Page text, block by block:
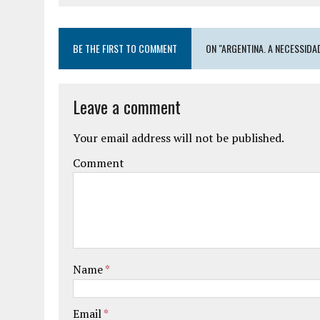
BE THE FIRST TO COMMENT ON "ARGENTINA. A
Leave a comment
Your email address will not be published.
Comment
Name*
Email*